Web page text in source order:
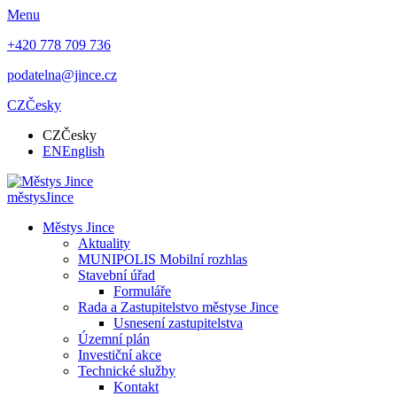
Menu
+420 778 709 736
podatelna@jince.cz
CZČesky
CZČesky
ENEnglish
městysJince
Městys Jince
Aktuality
MUNIPOLIS Mobilní rozhlas
Stavební úřad
Formuláře
Rada a Zastupitelstvo městyse Jince
Usnesení zastupitelstva
Územní plán
Investiční akce
Technické služby
Kontakt